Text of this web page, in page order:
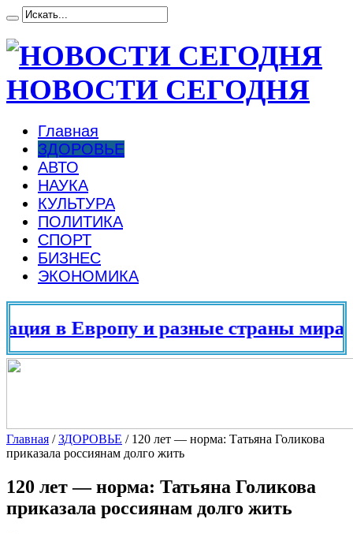
НОВОСТИ СЕГОДНЯ
Главная
ЗДОРОВЬЕ
АВТО
НАУКА
КУЛЬТУРА
ПОЛИТИКА
СПОРТ
БИЗНЕС
ЭКОНОМИКА
в Европу и разные страны мира в
Главная /ЗДОРОВЬЕ / 120 лет — норма: Татьяна Голикова
приказала россиянам долго жить
120 лет — норма: Татьяна Голикова
приказала россиянам долго жить